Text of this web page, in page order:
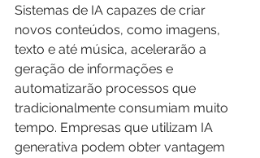
Sistemas de IA capazes de criar
novos conteúdos, como imagens,
texto e até música, acelerarão a
geração de informações e
automatizarão processos que
tradicionalmente consumiam muito
tempo. Empresas que utilizam IA
generativa podem obter vantagem